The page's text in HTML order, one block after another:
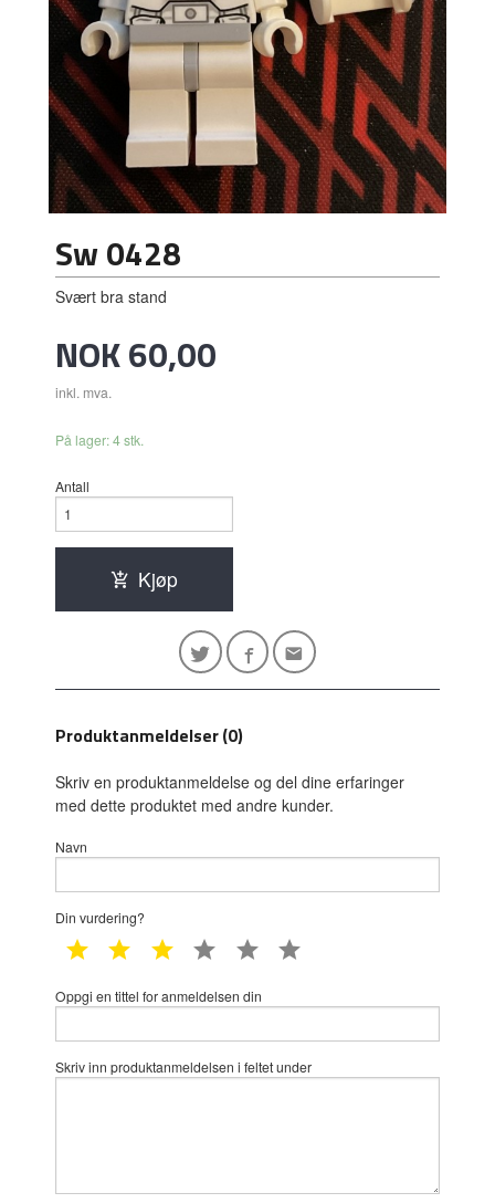
Sw 0428
Svært bra stand
Pris
NOK60,00
inkl. mva.
På lager: 4 stk.
Antall
Kjøp
Produktanmeldelser (0)
Skriv en produktanmeldelse og del dine erfaringer
med dette produktet med andre kunder.
Navn
Din vurdering?
1 star 2 star 3 star 4 star 5 star
Oppgi en tittel for anmeldelsen din
Skriv inn produktanmeldelsen i feltet under